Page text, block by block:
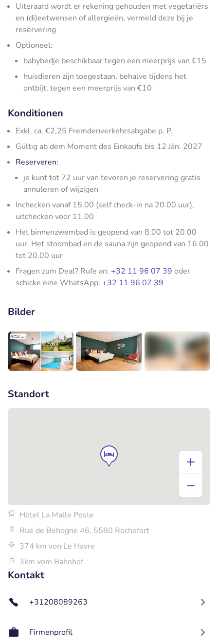
Uiteraard wordt er rekening gehouden met vegetariërs
en (di)eetwensen of allergieën, vermeld deze bij je
reservering
Optioneel:
babybedje beschikbaar tegen een meerprijs van €15
huisdieren zijn toegestaan, behalve tijdens het
ontbijt, tegen een meerprijs van €10
Konditionen
Exkl. ca. €2,25 Fremdenverkehrsabgabe p. P.
Gültig ab dem Moment des Einkaufs bis 12 Jän. 2027
Reserveren:
je kunt tot 72 uur van tevoren je reservering gratis
annuleren of wijzigen
Inchecken vanaf 15.00 (self check-in na 20.00 uur),
uitchecken voor 11.00
Het binnenzwembad is geopend van 8.00 tot 20.00
uur. Het stoombad en de sauna zijn geopend van 16.00
tot 20.00 uur
Fragen zum Deal? Rufe an: +32 11 96 07 39 oder
schicke eine WhatsApp: +32 11 96 07 39
Bilder
Standort
Hôtel La Malle Poste
Rue de Behogne 46, 5580 Rochefort
374 km von Le Havre
3km vom Bahnhof
Kontakt
+31208089263
Firmenprofil